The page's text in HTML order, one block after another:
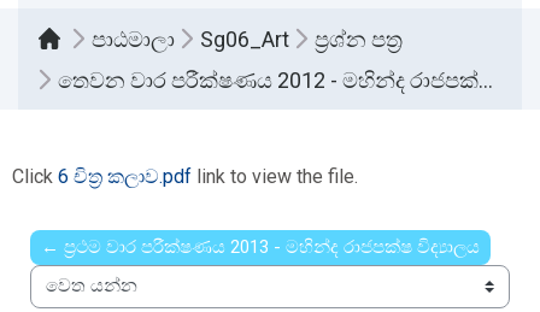
පාඨමාලා Sg06_Art
ප්‍රශ්න පත්‍ර
තෙවන වාර පරීක්ෂණය 2012 - මහින්ද රාජපක්ෂ විද්‍යාලය
Click 6 චිත්‍ර කලාව.pdf link to view the file.
← ප්‍රථම වාර පරීක්ෂණය 2013 - මහින්ද රාජපක්ෂ විද්‍යාලය
වෙත යන්න